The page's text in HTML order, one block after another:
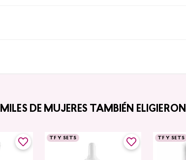
MILES DE MUJERES TAMBIÉN ELIGIERON
TF Y SETS TF Y SETS